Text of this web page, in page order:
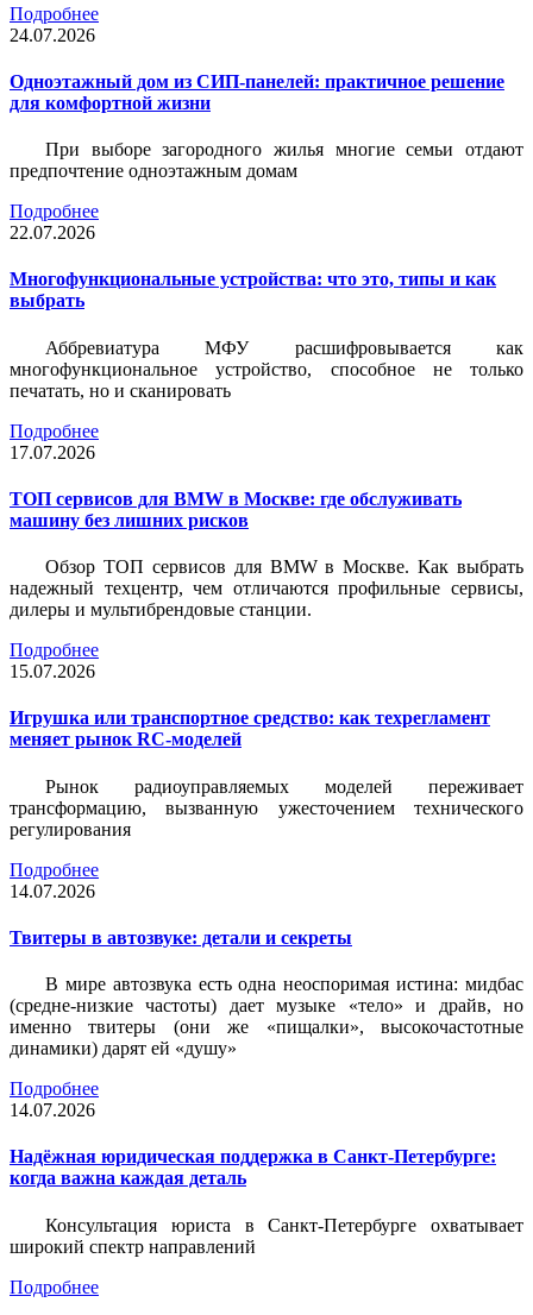
Подробнее
24.07.2026
Одноэтажный дом из СИП-панелей: практичное решение
для комфортной жизни
При выборе загородного жилья многие семьи отдают
предпочтение одноэтажным домам
Подробнее
22.07.2026
Многофункциональные устройства: что это, типы и как
выбрать
Аббревиатура МФУ расшифровывается как
многофункциональное устройство, способное не только
печатать, но и сканировать
Подробнее
17.07.2026
ТОП сервисов для BMW в Москве: где обслуживать
машину без лишних рисков
Обзор ТОП сервисов для BMW в Москве. Как выбрать
надежный техцентр, чем отличаются профильные сервисы,
дилеры и мультибрендовые станции.
Подробнее
15.07.2026
Игрушка или транспортное средство: как техрегламент
меняет рынок RC-моделей
Рынок радиоуправляемых моделей переживает
трансформацию, вызванную ужесточением технического
регулирования
Подробнее
14.07.2026
Твитеры в автозвуке: детали и секреты
В мире автозвука есть одна неоспоримая истина: мидбас
(средне-низкие частоты) дает музыке «тело» и драйв, но
именно твитеры (они же «пищалки», высокочастотные
динамики) дарят ей «душу»
Подробнее
14.07.2026
Надёжная юридическая поддержка в Санкт-Петербурге:
когда важна каждая деталь
Консультация юриста в Санкт-Петербурге охватывает
широкий спектр направлений
Подробнее